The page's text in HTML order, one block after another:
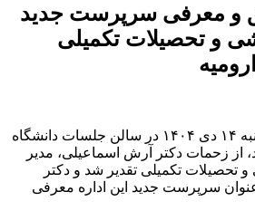
و معرفی سرپرست جدید
و تحصیلات تکمیلی
در مراسمی که روز یکشنبه ۱۴ دی ۱۴۰۴ در سالن جلسات دانشگاه
از زحمات دکتر آرش اسماعیلی، مدیر
تحصیلات تکمیلی تقدیر شد و دکتر
سرپرست جدید این اداره معرفی